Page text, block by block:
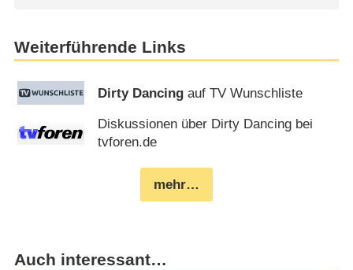
Weiterführende Links
Dirty Dancing auf TV Wunschliste
Diskussionen über Dirty Dancing bei
tvforen.de
mehr…
Auch interessant…